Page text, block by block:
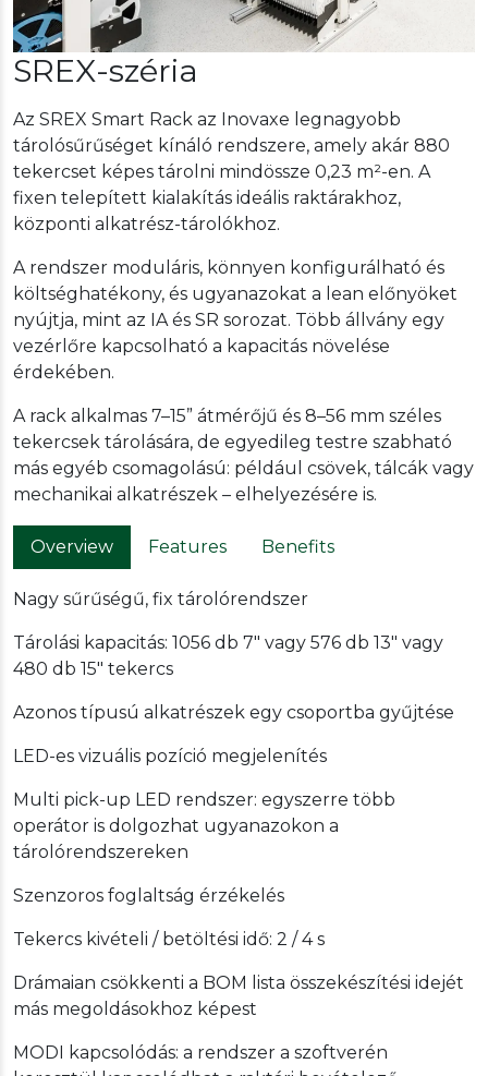
SREX-széria
Az SREX Smart Rack az Inovaxe legnagyobb
tárolósűrűséget kínáló rendszere, amely akár 880
tekercset képes tárolni mindössze 0,23 m²-en. A
fixen telepített kialakítás ideális raktárakhoz,
központi alkatrész-tárolókhoz.
A rendszer moduláris, könnyen konfigurálható és
költséghatékony, és ugyanazokat a lean előnyöket
nyújtja, mint az IA és SR sorozat. Több állvány egy
vezérlőre kapcsolható a kapacitás növelése
érdekében.
A rack alkalmas 7–15” átmérőjű és 8–56 mm széles
tekercsek tárolására, de egyedileg testre szabható
más egyéb csomagolású: például csövek, tálcák vagy
mechanikai alkatrészek – elhelyezésére is.
Overview Features Benefits
Nagy sűrűségű, fix tárolórendszer
Tárolási kapacitás: 1056 db 7" vagy 576 db 13" vagy
480 db 15" tekercs
Azonos típusú alkatrészek egy csoportba gyűjtése
LED-es vizuális pozíció megjelenítés
Multi pick-up LED rendszer: egyszerre több
operátor is dolgozhat ugyanazokon a
tárolórendszereken
Szenzoros foglaltság érzékelés
Tekercs kivételi / betöltési idő: 2 / 4 s
Drámaian csökkenti a BOM lista összekészítési idejét
más megoldásokhoz képest
MODI kapcsolódás: a rendszer a szoftverén